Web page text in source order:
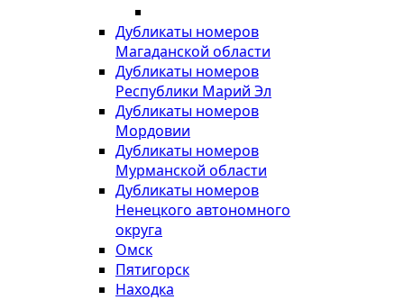
Дубликаты номеров
Магаданской области
Дубликаты номеров
Республики Марий Эл
Дубликаты номеров
Мордовии
Дубликаты номеров
Мурманской области
Дубликаты номеров
Ненецкого автономного
округа
Омск
Пятигорск
Находка